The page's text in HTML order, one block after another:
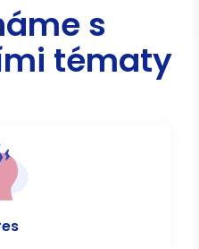
s
tématy